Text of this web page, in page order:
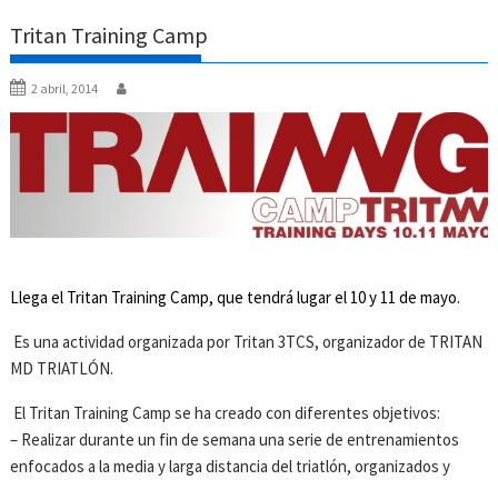
Tritan Training Camp
2 abril, 2014
Llega el Tritan Training Camp, que tendrá lugar el 10 y 11 de mayo.
Es una actividad organizada por Tritan 3TCS, organizador de TRITAN
MD TRIATLÓN.
El Tritan Training Camp se ha creado con diferentes objetivos:
– Realizar durante un fin de semana una serie de entrenamientos
enfocados a la media y larga distancia del triatlón, organizados y